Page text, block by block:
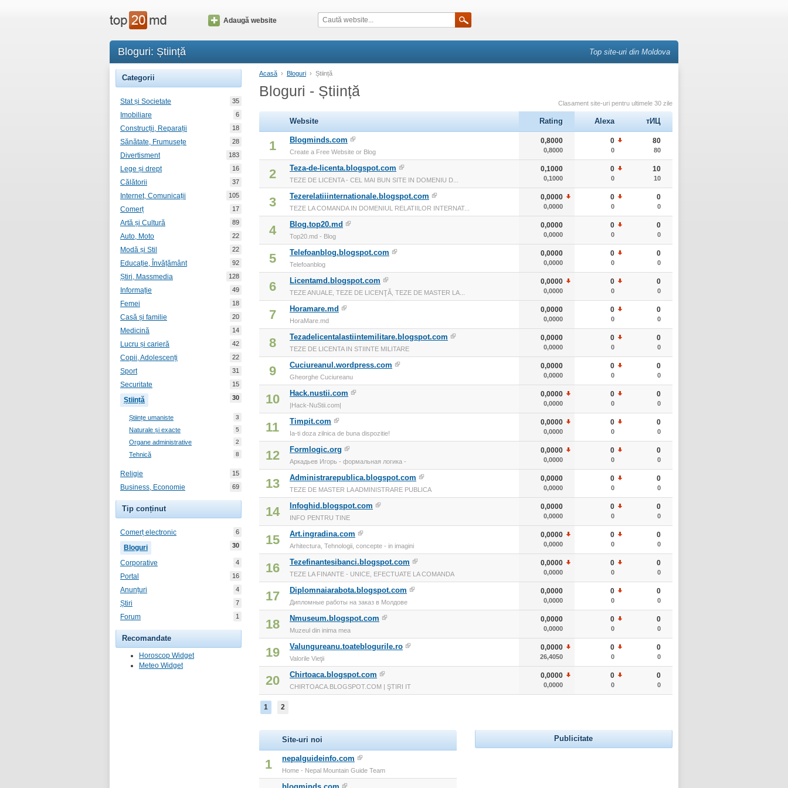
Adaugă website
Bloguri: Știință Top site-uri din Moldova
Categorii
Stat și Societate 35
Imobiliare 6
Construcții, Reparații 18
Sănătate, Frumusețe 28
Divertisment 183
Lege și drept 16
Călătorii 37
Internet, Comunicații 105
Comerț 17
Artă și Cultură 89
Auto, Moto 22
Modă și Stil 22
Educație, Învățământ 92
Știri, Massmedia 128
Informație 49
Femei 18
Casă și familie 20
Medicină 14
Lucru și carieră 42
Copii, Adolescenți 22
Sport 31
Securitate 15
Știință 30
Științe umaniste 3
Naturale și exacte 5
Organe administrative 2
Tehnică 8
Religie 15
Business, Economie 69
Tip conținut
Comerț electronic 6
Bloguri 30
Corporative 4
Portal 16
Anunțuri 4
Știri 7
Forum 1
Recomandate
Horoscop Widget
Meteo Widget
Acasă › Bloguri › Știință
Bloguri - Știință
Clasament site-uri pentru ultimele 30 zile
Website Rating Alexa тИЦ
1 Blogminds.com
Create a Free Website or Blog
0,8000
0,8000
0
0
80
80
2 Teza-de-licenta.blogspot.com
TEZE DE LICENTA - CEL MAI BUN SITE IN DOMENIU D...
0,1000
0,1000
0
0
10
10
3 Tezerelatiiinternationale.blogspot.com
TEZE LA COMANDA IN DOMENIUL RELATIILOR INTERNAT...
0,0000
0,0000
0
0
0
0
4 Blog.top20.md
Top20.md - Blog
0,0000
0,0000
0
0
0
0
5 Telefoanblog.blogspot.com
Telefoanblog
0,0000
0,0000
0
0
0
0
6 Licentamd.blogspot.com
TEZE ANUALE, TEZE DE LICENŢĂ, TEZE DE MASTER LA...
0,0000
0,0000
0
0
0
0
7 Horamare.md
HoraMare.md
0,0000
0,0000
0
0
0
0
8 Tezadelicentalastiintemilitare.blogspot.com
TEZE DE LICENTA IN STIINTE MILITARE
0,0000
0,0000
0
0
0
0
9 Cuciureanul.wordpress.com
Gheorghe Cuciureanu
0,0000
0,0000
0
0
0
0
10 Hack.nustii.com
|Hack-NuStii.com|
0,0000
0,0000
0
0
0
0
11 Timpit.com
Ia-ti doza zilnica de buna dispozitie!
0,0000
0,0000
0
0
0
0
12 Formlogic.org
Аркадьев Игорь - формальная логика -
0,0000
0,0000
0
0
0
0
13 Administrarepublica.blogspot.com
TEZE DE MASTER LA ADMINISTRARE PUBLICA
0,0000
0,0000
0
0
0
0
14 Infoghid.blogspot.com
INFO PENTRU TINE
0,0000
0,0000
0
0
0
0
15 Art.ingradina.com
Arhitectura, Tehnologii, concepte - in imagini
0,0000
0,0000
0
0
0
0
16 Tezefinantesibanci.blogspot.com
TEZE LA FINANTE - UNICE, EFECTUATE LA COMANDA
0,0000
0,0000
0
0
0
0
17 Diplomnaiarabota.blogspot.com
Дипломные работы на заказ в Молдове
0,0000
0,0000
0
0
0
0
18 Nmuseum.blogspot.com
Muzeul din inima mea
0,0000
0,0000
0
0
0
0
19 Valungureanu.toateblogurile.ro
Valorile Vieţii
0,0000
26,4050
0
0
0
0
20 Chirtoaca.blogspot.com
CHIRTOACA.BLOGSPOT.COM | ŞTIRI IT
0,0000
0,0000
0
0
0
0
1 2
Site-uri noi
1 nepalguideinfo.com
Home - Nepal Mountain Guide Team
blogminds.com
Publicitate